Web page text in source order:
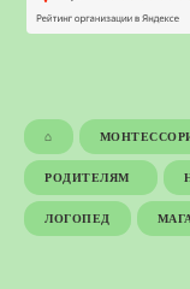
⌂
РОДИТЕЛЯМ
ЛОГОПЕД